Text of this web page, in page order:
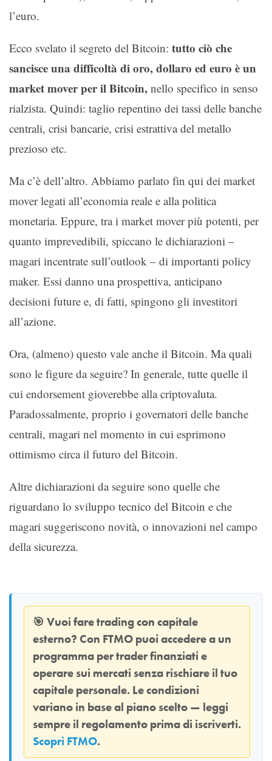
l’euro.
Ecco svelato il segreto del Bitcoin: tutto ciò che
sancisce una difficoltà di oro, dollaro ed euro è un
market mover per il Bitcoin, nello specifico in senso
rialzista. Quindi: taglio repentino dei tassi delle banche
centrali, crisi bancarie, crisi estrattiva del metallo
prezioso etc.
Ma c’è dell’altro. Abbiamo parlato fin qui dei market
mover legati all’economia reale e alla politica
monetaria. Eppure, tra i market mover più potenti, per
quanto imprevedibili, spiccano le dichiarazioni –
magari incentrate sull’outlook – di importanti policy
maker. Essi danno una prospettiva, anticipano
decisioni future e, di fatti, spingono gli investitori
all’azione.
Ora, (almeno) questo vale anche il Bitcoin. Ma quali
sono le figure da seguire? In generale, tutte quelle il
cui endorsement gioverebbe alla criptovaluta.
Paradossalmente, proprio i governatori delle banche
centrali, magari nel momento in cui esprimono
ottimismo circa il futuro del Bitcoin.
Altre dichiarazioni da seguire sono quelle che
riguardano lo sviluppo tecnico del Bitcoin e che
magari suggeriscono novità, o innovazioni nel campo
della sicurezza.
🎯 Vuoi fare trading con capitale
esterno? Con FTMO puoi accedere a un
programma per trader finanziati e
operare sui mercati senza rischiare il tuo
capitale personale. Le condizioni
variano in base al piano scelto — leggi
sempre il regolamento prima di iscriverti.
Scopri FTMO.